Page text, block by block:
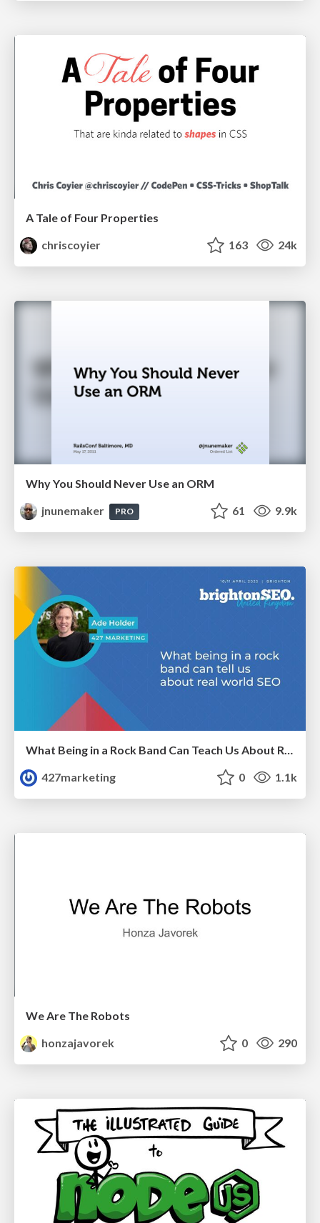
A Tale of Four Properties
chriscoyier
163 24k
Why You Should Never Use an ORM
jnunemaker
PRO 61 9.9k
What Being in a Rock Band Can Teach Us About Real World SEO
427marketing
0 1.1k
We Are The Robots
honzajavorek
0 290